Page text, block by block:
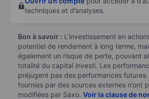
techniques et d’analyses.
Bon à savoir : L’investissement en
potentiel de rendement à long terme,
également un risque de perte, pouvant
totalité du capital investi. Les
préjugent pas des performances
fournies par des sources externes n’ont
modifiées par Saxo. Voir la clause de